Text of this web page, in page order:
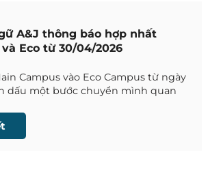
A&J thông báo hợp nhất
Eco từ 30/04/2026
Campus vào Eco Campus từ ngày
dấu một bước chuyển mình quan